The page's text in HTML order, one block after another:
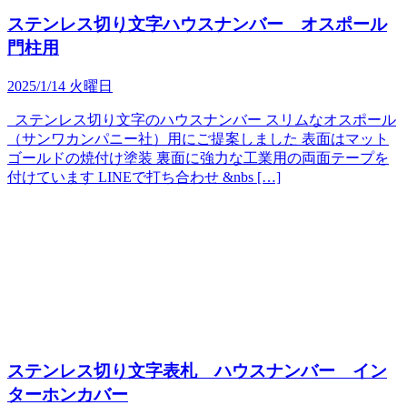
ステンレス切り文字ハウスナンバー オスポール
門柱用
2025/1/14 火曜日
ステンレス切り文字のハウスナンバー スリムなオスポール
（サンワカンパニー社）用にご提案しました 表面はマット
ゴールドの焼付け塗装 裏面に強力な工業用の両面テープを
付けています LINEで打ち合わせ &nbs […]
ステンレス切り文字表札 ハウスナンバー イン
ターホンカバー